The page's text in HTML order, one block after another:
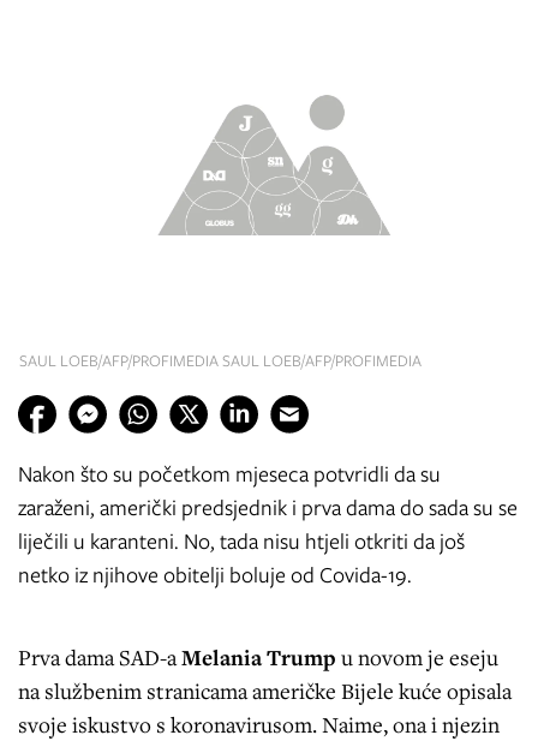
SAUL LOEB/AFP/PROFIMEDIA SAUL LOEB/AFP/PROFIMEDIA
Nakon što su početkom mjeseca potvridli da su
zaraženi, američki predsjednik i prva dama do sada su se
liječili u karanteni. No, tada nisu htjeli otkriti da još
netko iz njihove obitelji boluje od Covida-19.
Prva dama SAD-aMelania Trump u novom je eseju
na službenim stranicama američke Bijele kuće opisala
svoje iskustvo s koronavirusom. Naime, ona i njezin